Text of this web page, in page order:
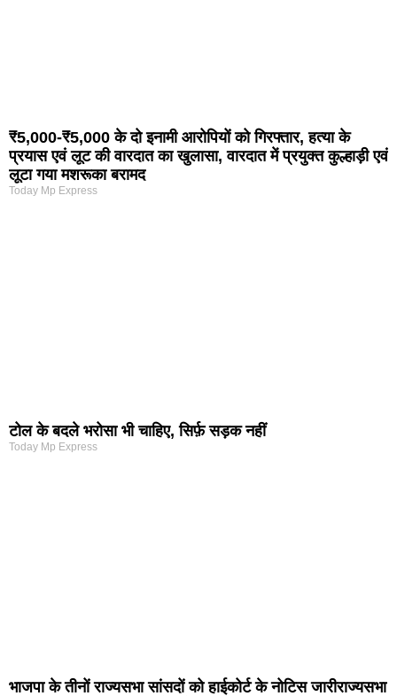
₹5,000-₹5,000 के दो इनामी आरोपियों को गिरफ्तार, हत्या के
प्रयास एवं लूट की वारदात का खुलासा, वारदात में प्रयुक्त कुल्हाड़ी एवं
लूटा गया मशरूका बरामद
Today Mp Express
टोल के बदले भरोसा भी चाहिए, सिर्फ़ सड़क नहीं
Today Mp Express
भाजपा के तीनों राज्यसभा सांसदों को हाईकोर्ट के नोटिस जारीराज्यसभा